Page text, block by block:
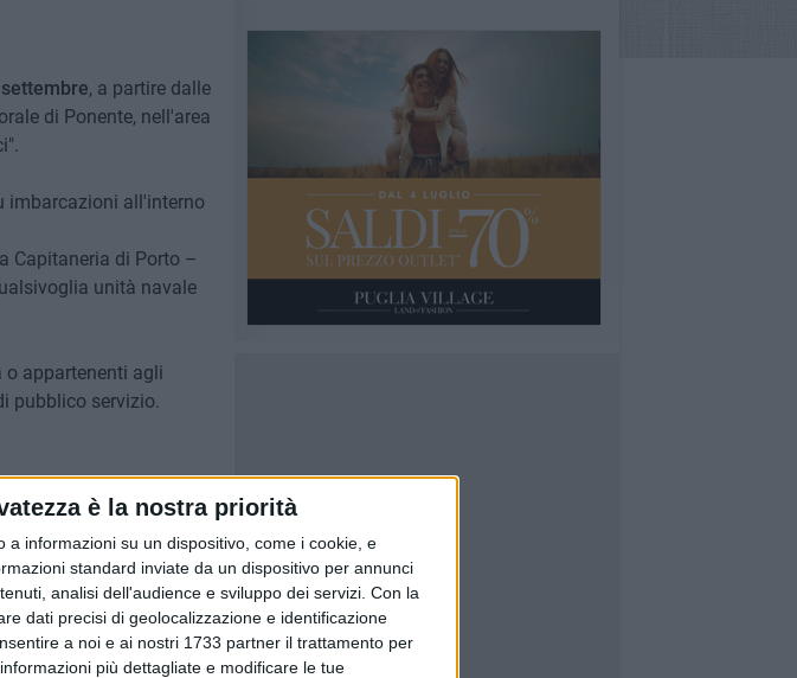
è la nostra priorità
a informazioni su un dispositivo, come i cookie, e
standard inviate da un dispositivo per annunci
analisi dell'audience e sviluppo dei servizi. Con la
dati precisi di geolocalizzazione e identificazione
a noi e ai nostri 1733 partner il trattamento per
più dettagliate e modificare le tue
, a partire dalle
di Ponente, nell'area
imbarcazioni all'interno
Capitaneria di Porto –
unità navale
appartenenti agli
pubblico servizio.
2026
di maggioranza: «Con la
di Angeletti completata
di governo della